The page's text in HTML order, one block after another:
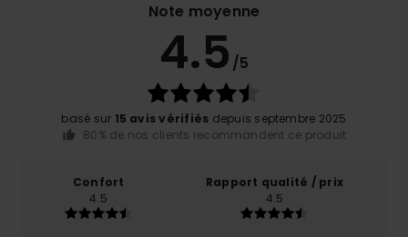
Note moyenne
4.5 /5
basé sur 15 avis vérifiés depuis septembre 2025
80% de nos clients recommandent ce produit
Confort
4.5
Rapport qualité / prix
4.5